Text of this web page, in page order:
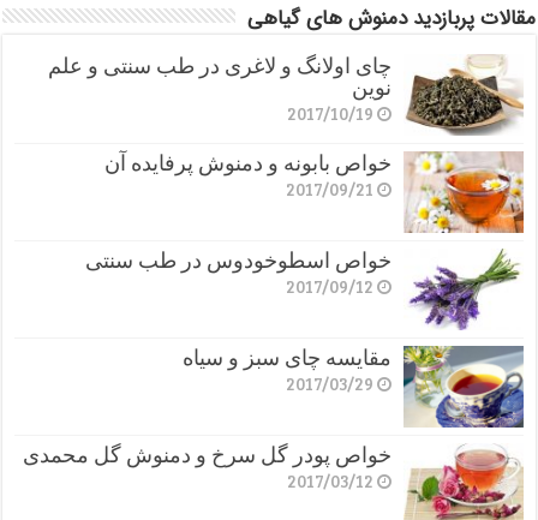
مقالات پربازدید دمنوش های گیاهی
چای اولانگ و لاغری در طب سنتی و علم
نوین
2017/10/19
خواص بابونه و دمنوش پرفایده آن
2017/09/21
خواص اسطوخودوس در طب سنتی
2017/09/12
مقایسه چای سبز و سیاه
2017/03/29
خواص پودر گل سرخ و دمنوش گل محمدی
2017/03/12